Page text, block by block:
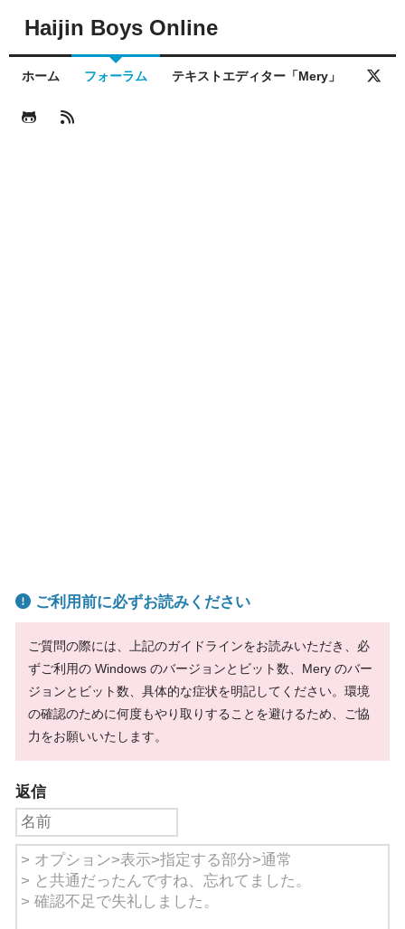
Haijin Boys Online
ホーム フォーラム テキストエディター「Mery」
ご利用前に必ずお読みください
ご質問の際には、上記のガイドラインをお読みいただき、必
ずご利用の Windows のバージョンとビット数、Mery のバー
ジョンとビット数、具体的な症状を明記してください。環境
の確認のために何度もやり取りすることを避けるため、ご協
力をお願いいたします。
返信